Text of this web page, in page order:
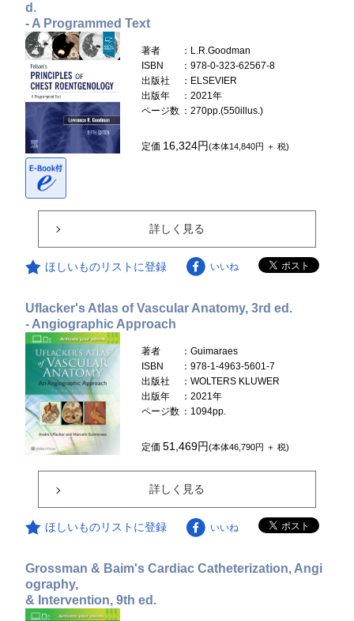
d.
- A Programmed Text
著者
：L.R.Goodman
ISBN
：978-0-323-62567-8
出版社
：ELSEVIER
出版年
：2021年
ページ数 ：270pp.(550illus.)
定価 16,324円(本体14,840円 ＋ 税)
詳しく見る
ほしいものリストに登録 いいね
Uflacker's Atlas of Vascular Anatomy, 3rd ed.
- Angiographic Approach
著者
：Guimaraes
ISBN
：978-1-4963-5601-7
出版社
：WOLTERS KLUWER
出版年
：2021年
ページ数 ：1094pp.
定価51,469円(本体46,790円 ＋ 税)
詳しく見る
ほしいものリストに登録 いいね
Grossman & Baim's Cardiac Catheterization, Angi
ography,
& Intervention, 9th ed.